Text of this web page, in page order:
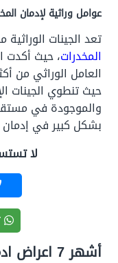
عوامل وراثية لإدمان
تعد الجينات
المخدرات، حيث أكدت
العامل الوراثي من
حيث تنطوي الجينات
والموجودة في
بشكل كبير في إدمان
لا
أشهر 7 اعراض ادمان المخدرات؟